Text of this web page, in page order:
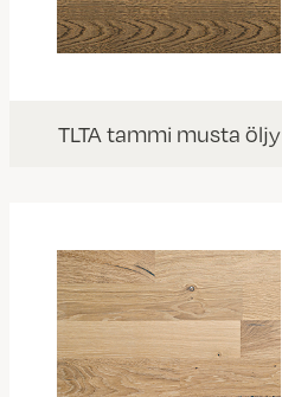
TLTA tammi musta öljy